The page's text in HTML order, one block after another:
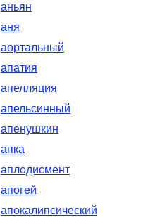
аньян
аня
аортальный
апатия
апелляция
апельсинный
апенушкин
апка
аплодисмент
апогей
апокалипсический